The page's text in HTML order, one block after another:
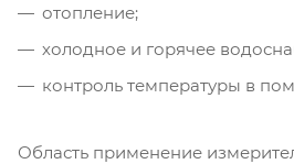
отопление;
холодное и горячее
контроль температуры в
Область применение